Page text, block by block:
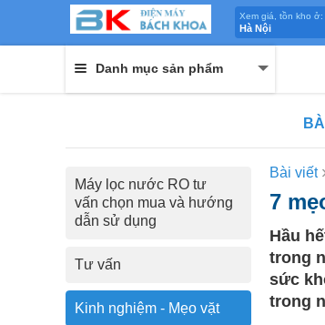
Xem giá, tồn kho ở:
Hà Nội
Danh mục sản phẩm
Máy lọc nước RO tư
vấn chọn mua và hướng
dẫn sử dụng
Tư vấn
Kinh nghiệm - Mẹo vặt
Bài viết
7
Hầu
trong
sức
trong